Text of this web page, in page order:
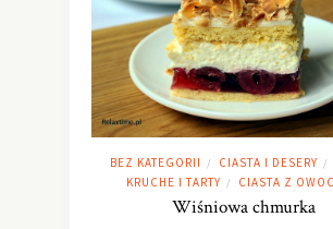
BEZ KATEGORII / CIASTA I DESERY /
KRUCHE I TARTY / CIASTA Z
Wiśniowa chmurka